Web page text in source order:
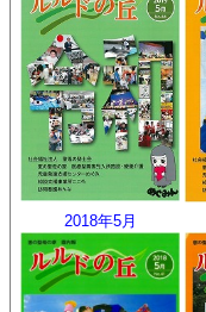
2018年5月